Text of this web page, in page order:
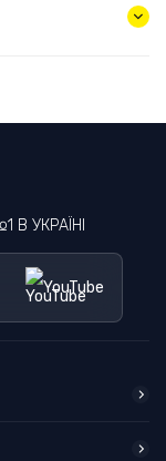
В УКРАЇНІ
YouTube